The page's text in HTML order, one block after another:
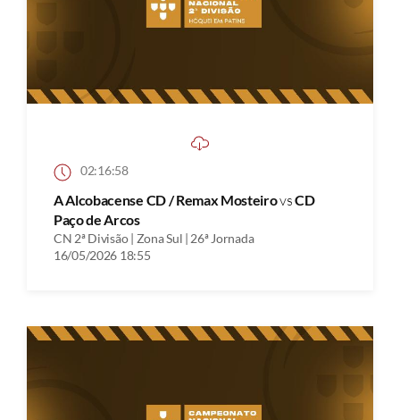
02:16:58
A Alcobacense CD / Remax MosteirovsCD
Paço de Arcos
CN 2ª Divisão | Zona Sul | 26ª Jornada
16/05/2026 18:55